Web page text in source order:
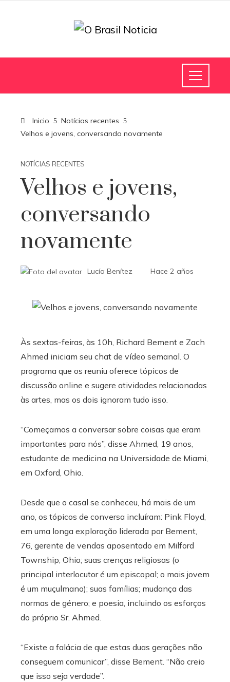
Inicio
Notícias recentes
Velhos e jovens, conversando novamente
NOTÍCIAS RECENTES
Velhos e jovens,
conversando
novamente
Lucía Benítez Hace 2 años
Às sextas-feiras, às 10h, Richard Bement e Zach
Ahmed iniciam seu chat de vídeo semanal. O
programa que os reuniu oferece tópicos de
discussão online e sugere atividades relacionadas
às artes, mas os dois ignoram tudo isso.
“Começamos a conversar sobre coisas que eram
importantes para nós”, disse Ahmed, 19 anos,
estudante de medicina na Universidade de Miami,
em Oxford, Ohio.
Desde que o casal se conheceu, há mais de um
ano, os tópicos de conversa incluíram: Pink Floyd,
em uma longa exploração liderada por Bement,
76, gerente de vendas aposentado em Milford
Township, Ohio; suas crenças religiosas (o
principal interlocutor é um episcopal; o mais jovem
é um muçulmano); suas famílias; mudança das
normas de género; e poesia, incluindo os esforços
do próprio Sr. Ahmed.
“Existe a falácia de que estas duas gerações não
conseguem comunicar”, disse Bement. “Não creio
que isso seja verdade”.